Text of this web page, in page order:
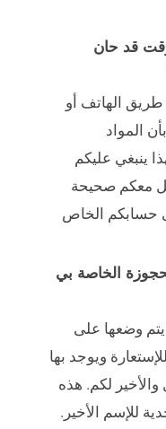
قد حان
الهاتف أو
المواد
ينبغي عليكم
معكم صحيحة
حسابكم الخاص
الخاصة بي
وضعها على
ويوجد بها
لكم. هذه
للإسم الأخير.